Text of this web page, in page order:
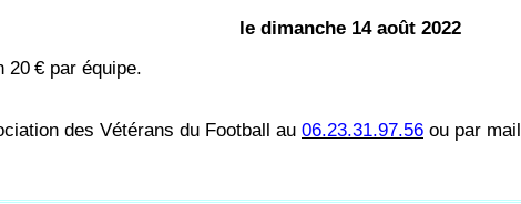
le dimanche 14 août 2022
20 € par équipe.
des Vétérans du Football au 06.23.31.97.56 ou par mail